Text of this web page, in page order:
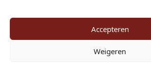
Accepteren
Weigeren